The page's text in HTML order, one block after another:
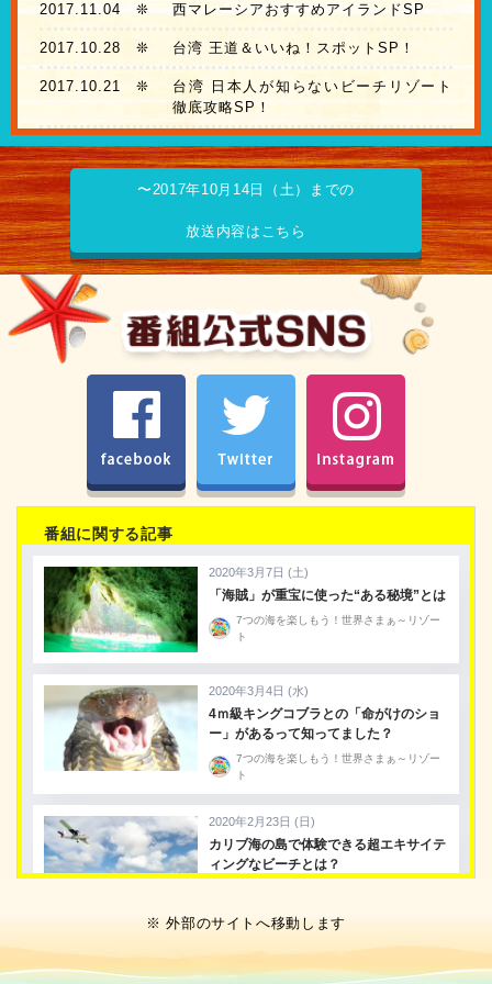
2017.11.04 ❊ 西マレーシアおすすめアイランドSP
2017.10.28 ❊ 台湾 王道＆いいね！スポットSP！
2017.10.21 ❊
台湾 日本人が知らないビーチリゾート
徹底攻略SP！
〜2017年10月14日（土）までの
放送内容はこちら
facebook Twitter
番組に関する記事
※ 外部のサイトへ移動します